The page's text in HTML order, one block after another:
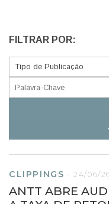
FILTRAR POR:
CLIPPINGS - 24/06/
ANTT ABRE